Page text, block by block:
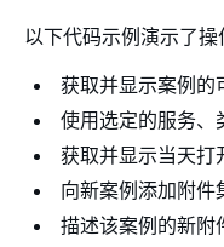
以下代码示例演示了操
获取并显示案例的
使用选定的服务、
获取并显示当天打
向新案例添加附件
描述该案例的新附